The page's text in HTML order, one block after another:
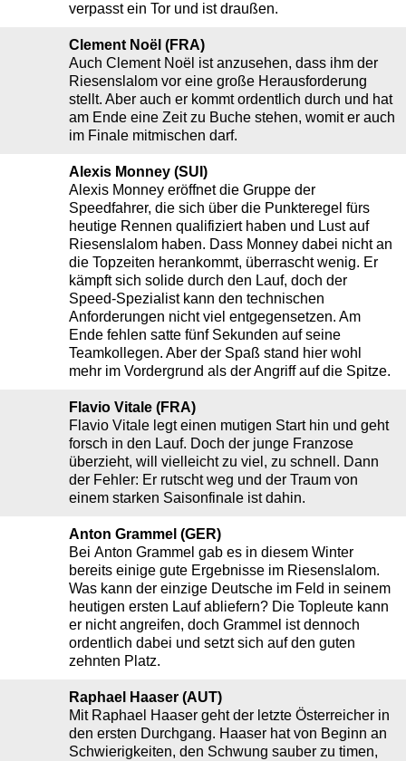
verpasst ein Tor und ist draußen.
Clement Noël (FRA)
Auch Clement Noël ist anzusehen, dass ihm der
Riesenslalom vor eine große Herausforderung
stellt. Aber auch er kommt ordentlich durch und hat
am Ende eine Zeit zu Buche stehen, womit er auch
im Finale mitmischen darf.
Alexis Monney (SUI)
Alexis Monney eröffnet die Gruppe der
Speedfahrer, die sich über die Punkteregel fürs
heutige Rennen qualifiziert haben und Lust auf
Riesenslalom haben. Dass Monney dabei nicht an
die Topzeiten herankommt, überrascht wenig. Er
kämpft sich solide durch den Lauf, doch der
Speed-Spezialist kann den technischen
Anforderungen nicht viel entgegensetzen. Am
Ende fehlen satte fünf Sekunden auf seine
Teamkollegen. Aber der Spaß stand hier wohl
mehr im Vordergrund als der Angriff auf die Spitze.
Flavio Vitale (FRA)
Flavio Vitale legt einen mutigen Start hin und geht
forsch in den Lauf. Doch der junge Franzose
überzieht, will vielleicht zu viel, zu schnell. Dann
der Fehler: Er rutscht weg und der Traum von
einem starken Saisonfinale ist dahin.
Anton Grammel (GER)
Bei Anton Grammel gab es in diesem Winter
bereits einige gute Ergebnisse im Riesenslalom.
Was kann der einzige Deutsche im Feld in seinem
heutigen ersten Lauf abliefern? Die Topleute kann
er nicht angreifen, doch Grammel ist dennoch
ordentlich dabei und setzt sich auf den guten
zehnten Platz.
Raphael Haaser (AUT)
Mit Raphael Haaser geht der letzte Österreicher in
den ersten Durchgang. Haaser hat von Beginn an
Schwierigkeiten, den Schwung sauber zu timen,